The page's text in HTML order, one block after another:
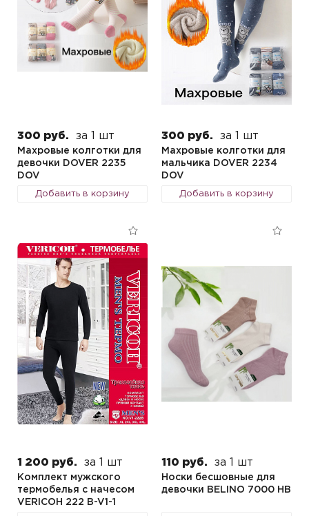
300 руб. за 1 шт
Махровые колготки для
девочки DOVER 2235
DOV
Добавить в корзину
300 руб. за 1 шт
Махровые колготки для
мальчика DOVER 2234
DOV
Добавить в корзину
1 200 руб. за 1 шт
Комплект мужского
термобелья с начесом
VERICOH 222 B-V1-1
110 руб. за 1 шт
Носки бесшовные для
девочки BELINO 7000 HB